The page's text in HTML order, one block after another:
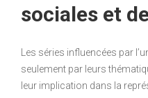
sociales et
Les séries influencées par
seulement par leurs
leur implication dans la